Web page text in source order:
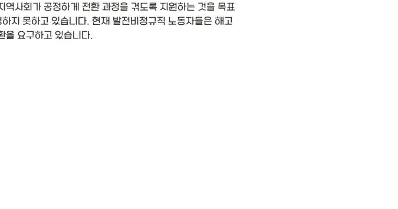
사회가 공정하게 전환 과정을 겪도록 지원하는 것을 목표
지 못하고 있습니다. 현재 발전비정규직 노동자들은 해고
을 요구하고 있습니다.